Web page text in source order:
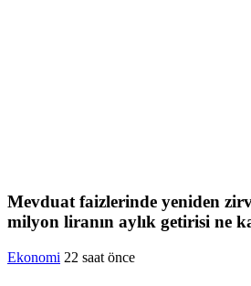
Mevduat faizlerinde yeniden
milyon liranın aylık getirisi ne
Ekonomi 22 saat önce